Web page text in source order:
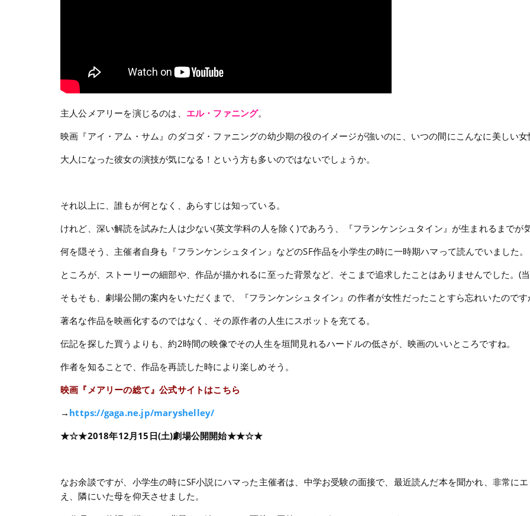
主人公メアリーを演じるのは、 エル・ファニング。
映画『アイ・アム・サム』のダコダ・ファニングの幼少期の役のイメージが強いのに、いつの間にこんなに美しい
大人になった彼女の演技が気になる！という方も多いのではないでしょうか。
それ以上に、誰もが何となく、あらすじは知っている。
けれど、深い解読を試みた人は少ない(英文学科の人を除く)であろう、『フランケンシュタイン』が生まれるまでが
何を隠そう、主催者自身も『フランケンシュタイン』などのSF作品を小学生の時に一時期ハマって読んでいました。
ところが、ストーリーの細部や、作品が描かれるに至った背景など、そこまで追求したことはありませんでした。
そもそも、劇場公開の案内をいただくまで、『フランケンシュタイン』の作者が女性だったことすら忘れいたので
著名な作品を映画化するのではなく、その原作者の人生にスポットを充てる。
伝記を探した買うよりも、約2時間の映像でその人生を垣間見れるハードルの低さが、映画のいいところですね。
作者を知ることで、作品を再読した時により楽しめそう。
映画『メアリーの総て』公式サイトはこちら
→ https://gaga.ne.jp/maryshelley/
★☆★2018年12月15日(土)劇場公開開始★★☆★
なお余談ですが、小学生の時にSF小説にハマった主催者は、中学お受験の面接で、最近読んだ本を聞かれ、非常に
え、隣にいた母を仰天させました。